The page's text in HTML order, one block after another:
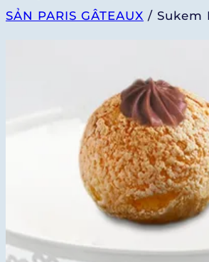
SẢN PARIS GÂTEAUX / Sukem